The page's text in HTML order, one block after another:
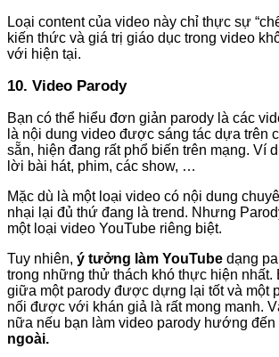
Loại content của video này chỉ thực sự
kiến thức và giá trị giáo dục trong video
với hiện tại.
10. Video Parody
Bạn có thể hiểu đơn giản parody là các
là nội dung video được sáng tác dựa trên
sẵn, hiện đang rất phổ biến trên mạng. Ví
lời bài hát, phim, các show, …
Mặc dù là một loại video có nội dung
nhại lại đủ thứ đang là trend. Nhưng
một loại video YouTube riêng biệt.
Tuy nhiên, ý tưởng làm YouTube dạng
trong những thử thách khó thực hiện nhất.
giữa một parody được dựng lại tốt và một
nối được với khán giả là rất mong manh.
nữa nếu bạn làm video parody hướng đến
ngoài.